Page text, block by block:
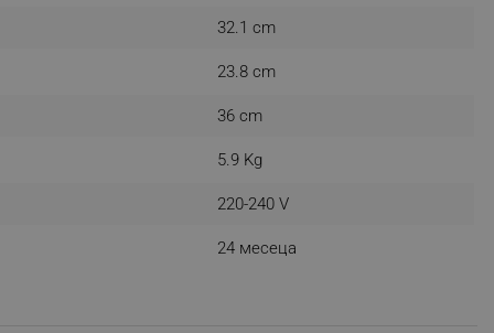
32.1 cm
23.8 cm
36 cm
5.9 Kg
220-240 V
24 месеца